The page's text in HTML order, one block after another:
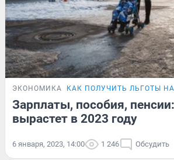
ЭКОНОМИКА КАК ПОЛУЧИТЬ ЛЬГОТЫ
Зарплаты, пособия,
вырастет в 2023 году
6 января, 2023, 14:00 1 246 Обсудить